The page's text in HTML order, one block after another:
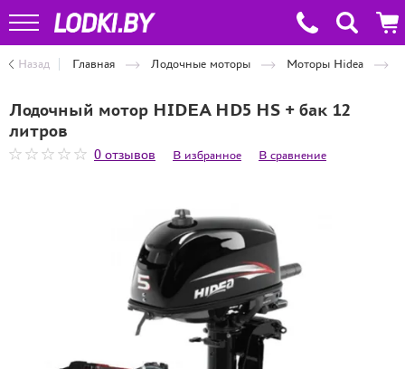
Назад Главная Лодочные моторы Моторы Hidea
Лодочный мотор HIDEA HD5 HS + бак 12
литров
0 отзывов В избранное В сравнение